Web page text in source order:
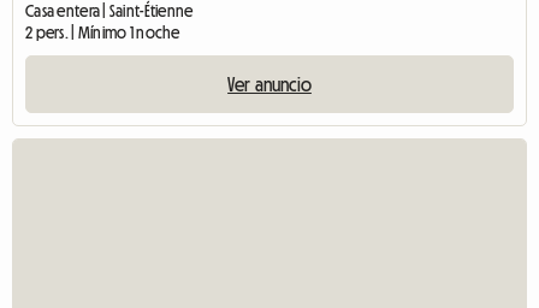
Casa entera | Saint-Étienne
2 pers. | Mínimo 1 noche
Ver anuncio